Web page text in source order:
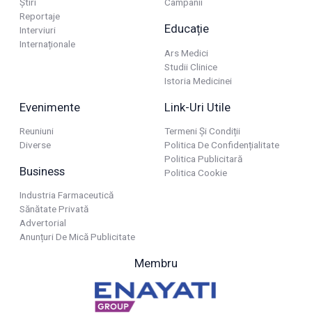
Știri
Reportaje
Interviuri
Internaționale
Campanii
Educație
Ars Medici
Studii Clinice
Istoria Medicinei
Evenimente
Reuniuni
Diverse
Business
Industria Farmaceutică
Sănătate Privată
Advertorial
Anunțuri De Mică Publicitate
Link-Uri Utile
Termeni Și Condiții
Politica De Confidențialitate
Politica Publicitară
Politica Cookie
Membru